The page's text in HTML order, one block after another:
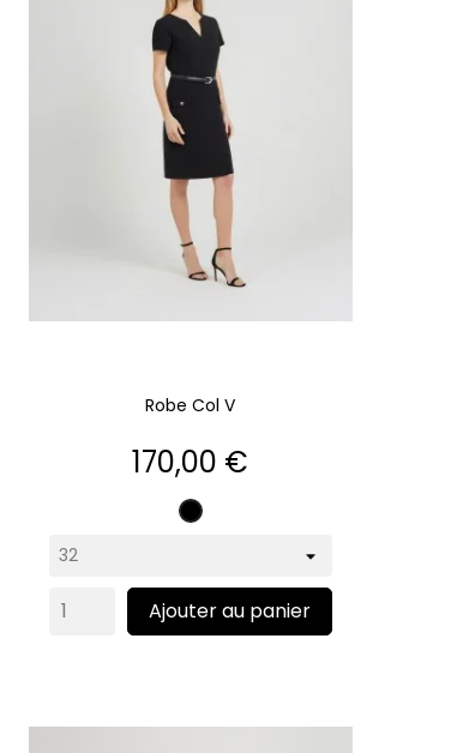
Robe Col V
Prix
170,00 €
Noir
Ajouter au panier